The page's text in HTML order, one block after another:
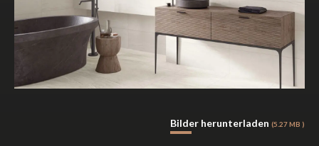
Bilder herunterladen (5.27 MB )